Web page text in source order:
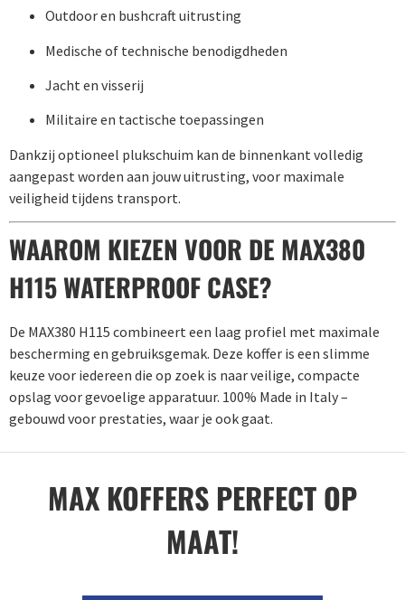
Outdoor en bushcraft uitrusting
Medische of technische benodigdheden
Jacht en visserij
Militaire en tactische toepassingen
Dankzij optioneel plukschuim kan de binnenkant volledig
aangepast worden aan jouw uitrusting, voor maximale
veiligheid tijdens transport.
WAAROM KIEZEN VOOR DE MAX380
H115 WATERPROOF CASE?
De MAX380 H115 combineert een laag profiel met maximale
bescherming en gebruiksgemak. Deze koffer is een slimme
keuze voor iedereen die op zoek is naar veilige, compacte
opslag voor gevoelige apparatuur. 100% Made in Italy –
gebouwd voor prestaties, waar je ook gaat.
MAX KOFFERS PERFECT OP
MAAT!